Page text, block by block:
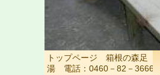
トップページ 箱根の森足
湯 電話：0460－82－3666